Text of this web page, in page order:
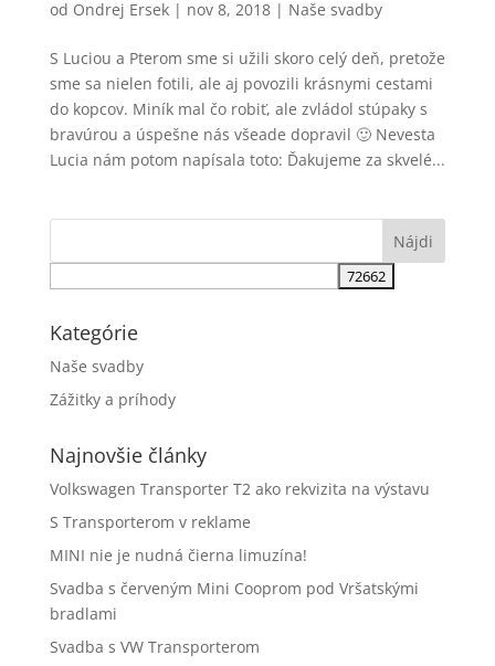
od Ondrej Ersek| nov 8, 2018| Naše svadby
S Luciou a Pterom sme si užili skoro celý deň, pretože
sme sa nielen fotili, ale aj povozili krásnymi cestami
do kopcov. Miník mal čo robiť, ale zvládol stúpaky s
bravúrou a úspešne nás všeade dopravil 🙂 Nevesta
Lucia nám potom napísala toto: Ďakujeme za skvelé...
Kategórie
Naše svadby
Zážitky a príhody
Najnovšie články
Volkswagen Transporter T2 ako rekvizita na výstavu
S Transporterom v reklame
MINI nie je nudná čierna limuzína!
Svadba s červeným Mini Cooprom pod Vršatskými
bradlami
Svadba s VW Transporterom